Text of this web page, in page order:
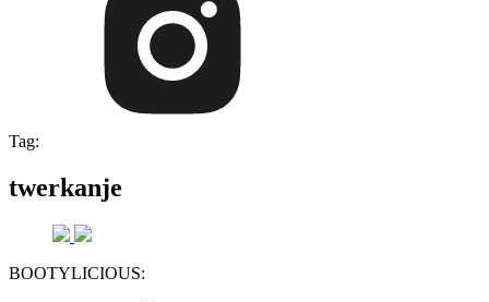
Tag:
twerkanje
BOOTYLICIOUS: